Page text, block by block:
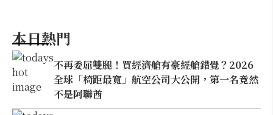
本日熱門
不再委屈雙腿！買經濟艙有豪經艙錯覺？2026
全球「椅距最寬」航空公司大公開，第一名竟然
不是阿聯酋